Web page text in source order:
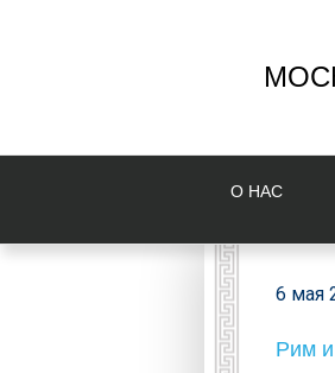
О НAС
6 мая
Рим